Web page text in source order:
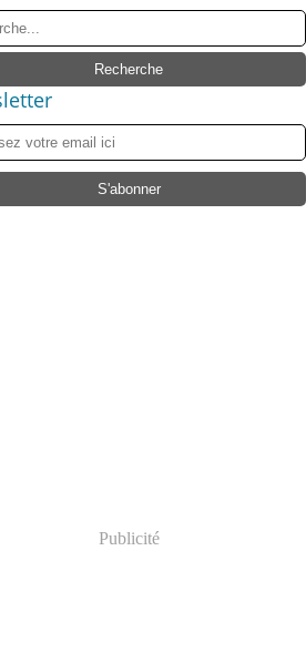
Publicité